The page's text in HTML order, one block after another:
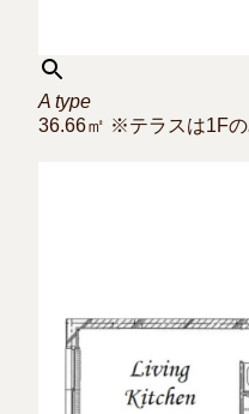
A type
36.66㎡ ※テラスは1F